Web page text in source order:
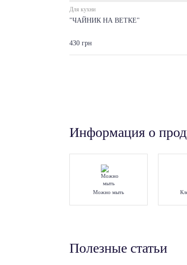
Для кухни
"ЧАЙНИК НА ВЕТКЕ"
430 грн
Информация о
Можно мыть
Полезные статьи